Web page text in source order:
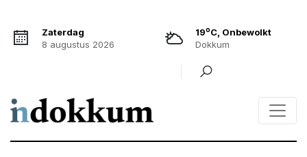
Zaterdag
8 augustus 2026
19oC, Onbewolkt
Dokkum